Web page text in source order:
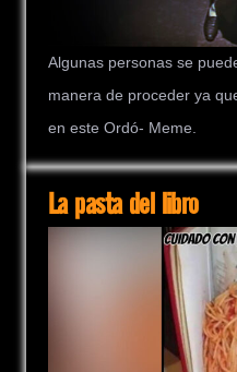
Algunas personas se
manera de proceder ya
en este Ordó- Meme.
La pasta del libro